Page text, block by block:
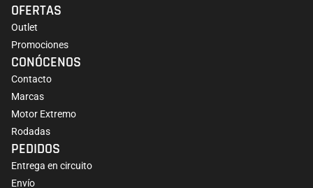
OFERTAS
Outlet
Promociones
CONÓCENOS
Contacto
Marcas
Motor Extremo
Rodadas
PEDIDOS
Entrega en circuito
Envío